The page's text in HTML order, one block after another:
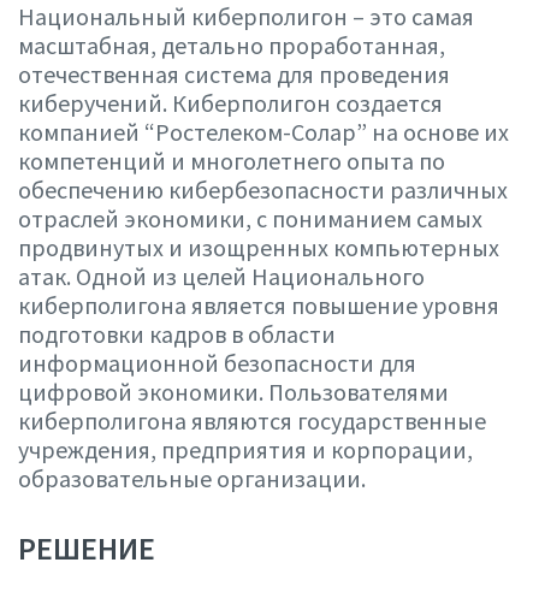
Национальный киберполигон – это самая
масштабная, детально проработанная,
отечественная система для проведения
киберучений. Киберполигон создается
компанией “Ростелеком-Солар” на основе их
компетенций и многолетнего опыта по
обеспечению кибербезопасности различных
отраслей экономики, с пониманием самых
продвинутых и изощренных компьютерных
атак. Одной из целей Национального
киберполигона является повышение уровня
подготовки кадров в области
информационной безопасности для
цифровой экономики. Пользователями
киберполигона являются государственные
учреждения, предприятия и корпорации,
образовательные организации.
РЕШЕНИЕ